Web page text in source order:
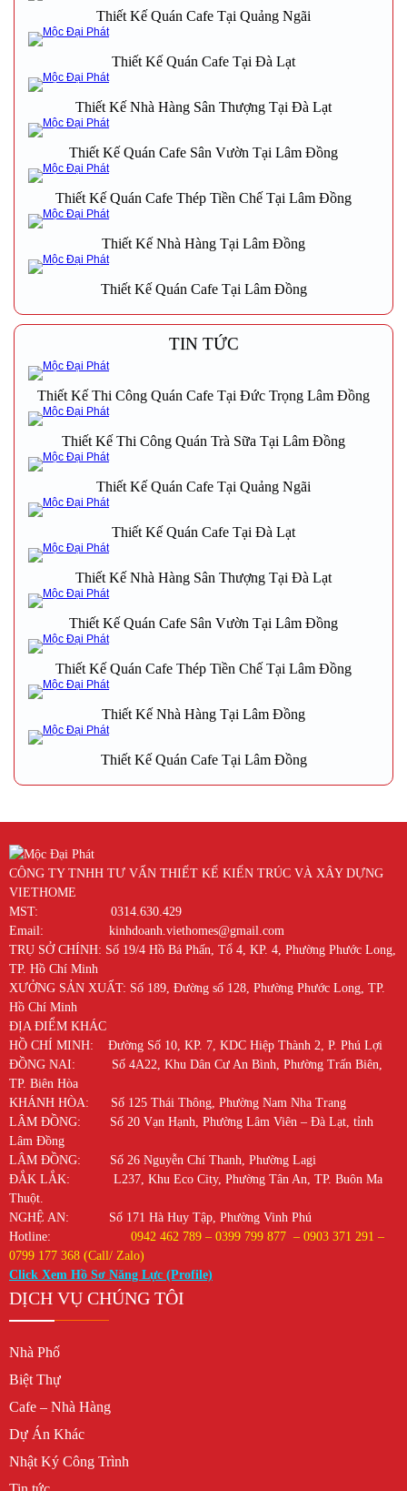
Thiết Kế Quán Cafe Tại Quảng Ngãi
Thiết Kế Quán Cafe Tại Đà Lạt
Thiết Kế Nhà Hàng Sân Thượng Tại Đà Lạt
Thiết Kế Quán Cafe Sân Vườn Tại Lâm Đồng
Thiết Kế Quán Cafe Thép Tiền Chế Tại Lâm Đồng
Thiết Kế Nhà Hàng Tại Lâm Đồng
Thiết Kế Quán Cafe Tại Lâm Đồng
TIN TỨC
Thiết Kế Thi Công Quán Cafe Tại Đức Trọng Lâm Đồng
Thiết Kế Thi Công Quán Trà Sữa Tại Lâm Đồng
Thiết Kế Quán Cafe Tại Quảng Ngãi
Thiết Kế Quán Cafe Tại Đà Lạt
Thiết Kế Nhà Hàng Sân Thượng Tại Đà Lạt
Thiết Kế Quán Cafe Sân Vườn Tại Lâm Đồng
Thiết Kế Quán Cafe Thép Tiền Chế Tại Lâm Đồng
Thiết Kế Nhà Hàng Tại Lâm Đồng
Thiết Kế Quán Cafe Tại Lâm Đồng
CÔNG TY TNHH TƯ VẤN THIẾT KẾ KIẾN TRÚC VÀ XÂY DỰNG
VIETHOME
MST: 0314.630.429
Email: kinhdoanh.viethomes@gmail.com
TRỤ SỞ CHÍNH: Số 19/4 Hồ Bá Phấn, Tổ 4, KP. 4, Phường Phước Long,
TP. Hồ Chí Minh
XƯỞNG SẢN XUẤT: Số 189, Đường số 128, Phường Phước Long, TP.
Hồ Chí Minh
ĐỊA ĐIỂM KHÁC
HỒ CHÍ MINH: Đường Số 10, KP. 7, KDC Hiệp Thành 2, P. Phú Lợi
ĐỒNG NAI: Số 4A22, Khu Dân Cư An Bình, Phường Trấn Biên,
TP. Biên Hòa
KHÁNH HÒA: Số 125 Thái Thông, Phường Nam Nha Trang
LÂM ĐỒNG: Số 20 Vạn Hạnh, Phường Lâm Viên – Đà Lạt, tỉnh
Lâm Đồng
LÂM ĐỒNG: Số 26 Nguyễn Chí Thanh, Phường Lagi
ĐẮK LẮK: L237, Khu Eco City, Phường Tân An, TP. Buôn Ma
Thuột.
NGHỆ AN: Số 171 Hà Huy Tập, Phường Vinh Phú
Hotline: 0942 462 789 – 0399 799 877 – 0903 371 291 –
0799 177 368 (Call/ Zalo)
Click Xem Hồ Sơ Năng Lực (Profile)
DỊCH VỤ CHÚNG TÔI
Nhà Phố
Biệt Thự
Cafe – Nhà Hàng
Dự Án Khác
Nhật Ký Công Trình